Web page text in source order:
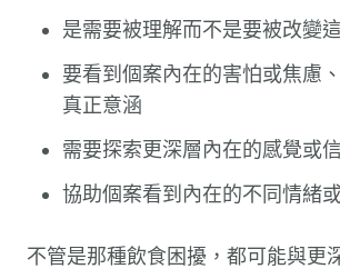
是需要被理解而不是要被改變
要看到個案內在的害怕或焦慮
真正意涵
需要探索更深層內在的感覺或
協助個案看到內在的不同情緒
不管是那種飲食困擾，都可能與更